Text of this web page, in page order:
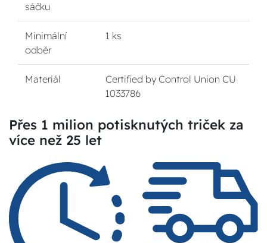
sáčku
Minimální
odběr
1 ks
Materiál
Certified by Control Union CU
1033786
Přes 1 milion potisknutých triček za
více než 25 let